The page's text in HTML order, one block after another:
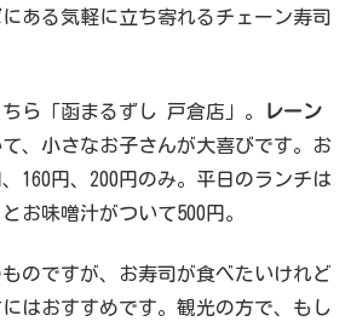
ある気軽に立ち寄れるチェーン寿司
ら「函まるずし 戸倉店」。
レーン
、小さなお子さんが大喜びです。お
160円、200円のみ。平日のランチは
お味噌汁がついて500円。
のですが、お寿司が食べたいけれど
はおすすめです。観光の方で、もし